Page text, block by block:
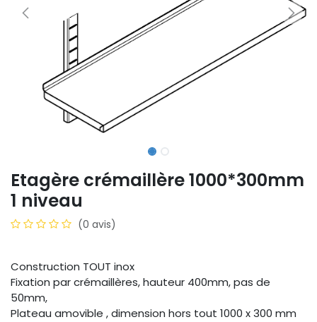
Etagère crémaillère 1000*300mm
1 niveau
(0 avis)
Construction TOUT inox
Fixation par crémaillères, hauteur 400mm, pas de
50mm,
Plateau amovible , dimension hors tout 1000 x 300 mm